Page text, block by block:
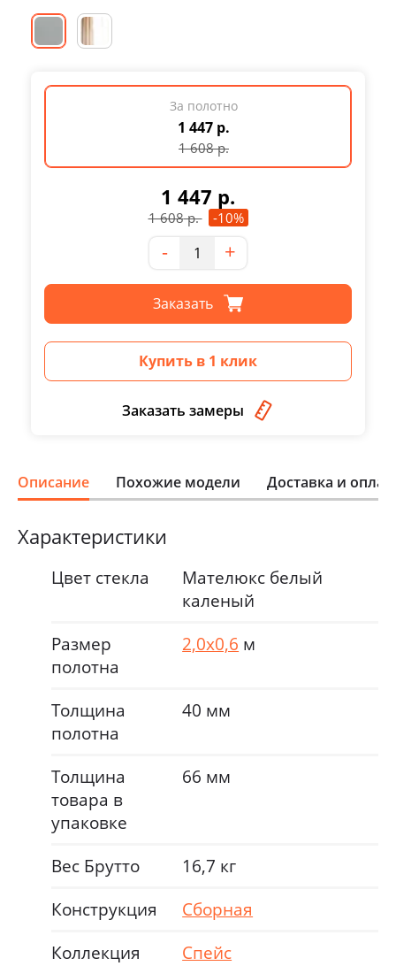
1 447 р.
1 608р. -10%
Количество
- +
За полотно
1 447 р.
1 608р.
Заказать
Купить в 1 клик
Заказать замеры
Описание Похожие модели Доставка и
Характеристики
Цвет стекла
Мателюкс белый
каленый
Размер
полотна
2,0х0,6 м
Толщина
полотна
40 мм
Толщина
товара в
упаковке
66 мм
Вес Брутто
16,7 кг
Конструкция
Сборная
Коллекция
Спейс